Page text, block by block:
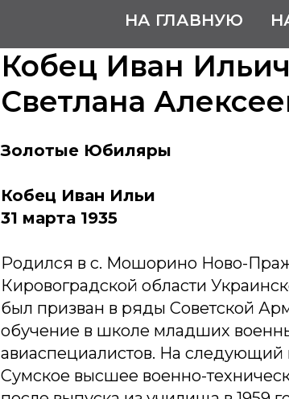
НА ГЛАВНУЮ
Кобец Иван
Светлана
Золотые Юбиляры
Кобец Иван Ильи
31 марта 1935
Родился в с. Мошорино Ново-
Кировоградской области
был призван в ряды Советской
обучение в школе младших
авиаспециалистов. На следующий
Сумское высшее военно-